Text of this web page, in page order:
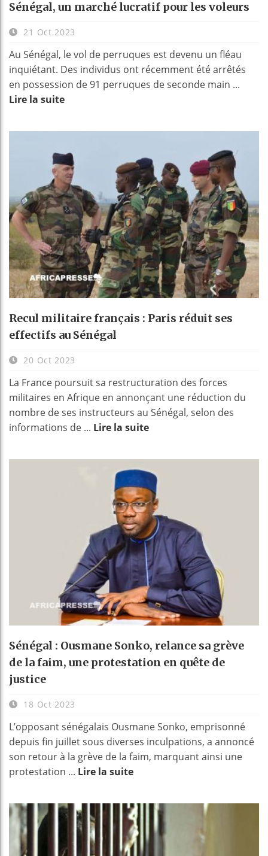
Sénégal, un marché lucratif pour les voleurs
21 Oct 2023
Au Sénégal, le vol de perruques est devenu un fléau
inquiétant. Des individus ont récemment été arrêtés
en possession de 91 perruques de seconde main ...
Lire la suite
Recul militaire français : Paris réduit ses
effectifs au Sénégal
20 Oct 2023
La France poursuit sa restructuration des forces
militaires en Afrique en annonçant une réduction du
nombre de ses instructeurs au Sénégal, selon des
informations de ... Lire la suite
Sénégal : Ousmane Sonko, relance sa grève
de la faim, une protestation en quête de
justice
18 Oct 2023
L’opposant sénégalais Ousmane Sonko, emprisonné
depuis fin juillet sous diverses inculpations, a annoncé
son retour à la grève de la faim, marquant ainsi une
protestation ... Lire la suite